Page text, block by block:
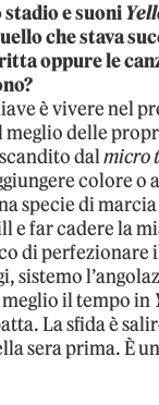
stadio e suoni
che stava
oppure le
è vivere nel
meglio delle
dalmicro
colore o
specie di
e far cadere la
di perfezionare
sistemo
il tempo in
La sfida è
sera prima. È